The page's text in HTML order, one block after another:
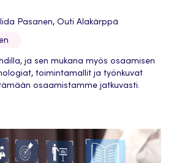
Iida Pasanen, Outi Alakärppä
ja sen mukana myös osaamisen
toimintamallit ja työnkuvat
osaamistamme jatkuvasti.